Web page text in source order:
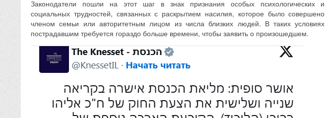
Законодатели пошли на этот шаг в знак признания особых психологических и
социальных трудностей, связанных с раскрытием насилия, которое было совершено
членом семьи или авторитетным лицом из числа близких людей. В таких условиях
пострадавшим требуется гораздо больше времени, чтобы заявить о произошедшем.